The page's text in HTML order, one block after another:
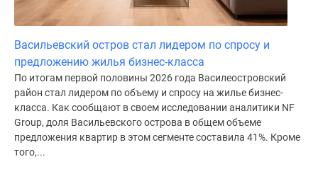
Васильевский остров стал лидером по спросу и
предложению жилья бизнес-класса
По итогам первой половины 2026 года Василеостровский
район стал лидером по объему и спросу на жилье бизнес-
класса. Как сообщают в своем исследовании аналитики NF
Group, доля Васильевского острова в общем объеме
предложения квартир в этом сегменте составила 41%. Кроме
того,...